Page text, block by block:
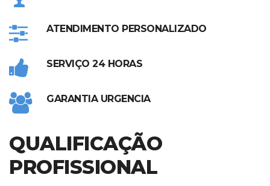
ATENDIMENTO PERSONALIZADO
SERVIÇO 24 HORAS
GARANTIA URGENCIA
QUALIFICAÇÃO
PROFISSIONAL